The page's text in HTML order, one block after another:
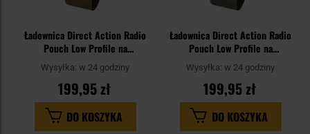
Ładownica Direct Action Radio
Pouch Low Profile na
radiotelefon - Coyote Brown
Wysyłka: w 24 godziny
199,95 zł
DO KOSZYKA
Ładownica Direct Action Radio
Pouch Low Profile na
radiotelefon - Adaptive Green
Wysyłka: w 24 godziny
199,95 zł
DO KOSZYKA